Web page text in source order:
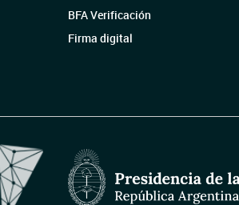
BFA Verificación
Firma digital